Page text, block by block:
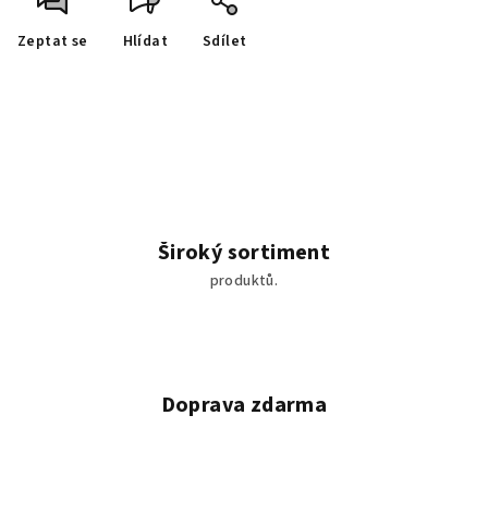
Zeptat se Hlídat Sdílet
Široký sortiment
produktů.
Doprava zdarma